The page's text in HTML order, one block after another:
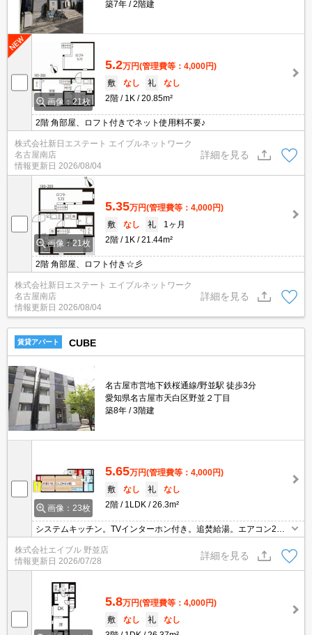
築7年 2階建
画像：21枚
5.2万円(管理費等：4,000円)
敷
なし 礼
なし
2階
1K 20.85m²
2階 角部屋、ロフト付きでネット使用料不要♪
株式会社新日エステート エイブルネットワーク
名古屋南店
情報更新日 2026/08/04
詳細を見る
画像：21枚
5.35万円(管理費等：4,000円)
敷
なし 礼
1ヶ月
2階
1K 21.44m²
2階 角部屋、ロフト付き☆彡
株式会社新日エステート エイブルネットワーク
名古屋南店
情報更新日 2026/08/04
詳細を見る
賃貸アパート CUBE
名古屋市営地下鉄桜通線/野並駅 徒歩3分
愛知県名古屋市天白区野並２丁目
築8年
3階建
画像：23枚
5.65万円(管理費等：4,000円)
敷
なし 礼
なし
2階
1LDK 26.3m²
システムキッチン。TVインターホン付き。追焚給湯。エアコン2基
付き。
株式会社エイブル 野並店
情報更新日 2026/07/28
詳細を見る
5.8万円(管理費等：4,000円)
敷
なし 礼
なし